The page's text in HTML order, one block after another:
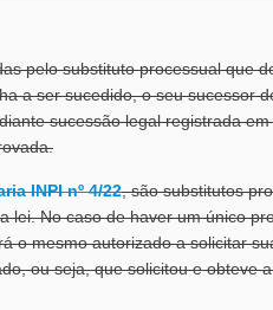
pelo substituto processual que
a ser sucedido, o seu sucessor
sucessão legal registrada
INPI nº 4/22, são substitutos
lei. No caso de haver um único
o mesmo autorizado a solicitar
ou seja, que solicitou e